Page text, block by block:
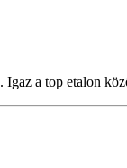
a top etalon